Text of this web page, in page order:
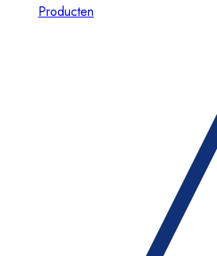
Producten